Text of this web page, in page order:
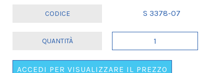
S 3378-07
"SPOSO
DELL'ANNO"
ACCEDI PER VISUALIZZARE IL PREZZO